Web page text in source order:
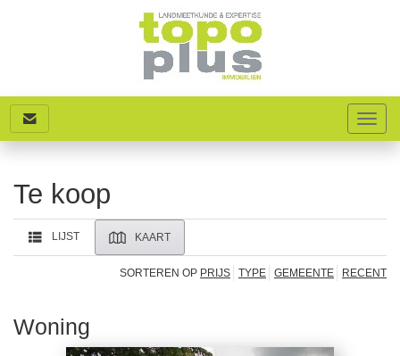
Toggle
Te koop
LIJST KAART
SORTEREN OP PRIJS TYPE GEMEENTE RECENT
Woning